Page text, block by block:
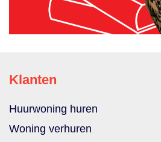
Klanten
Huurwoning huren
Woning verhuren